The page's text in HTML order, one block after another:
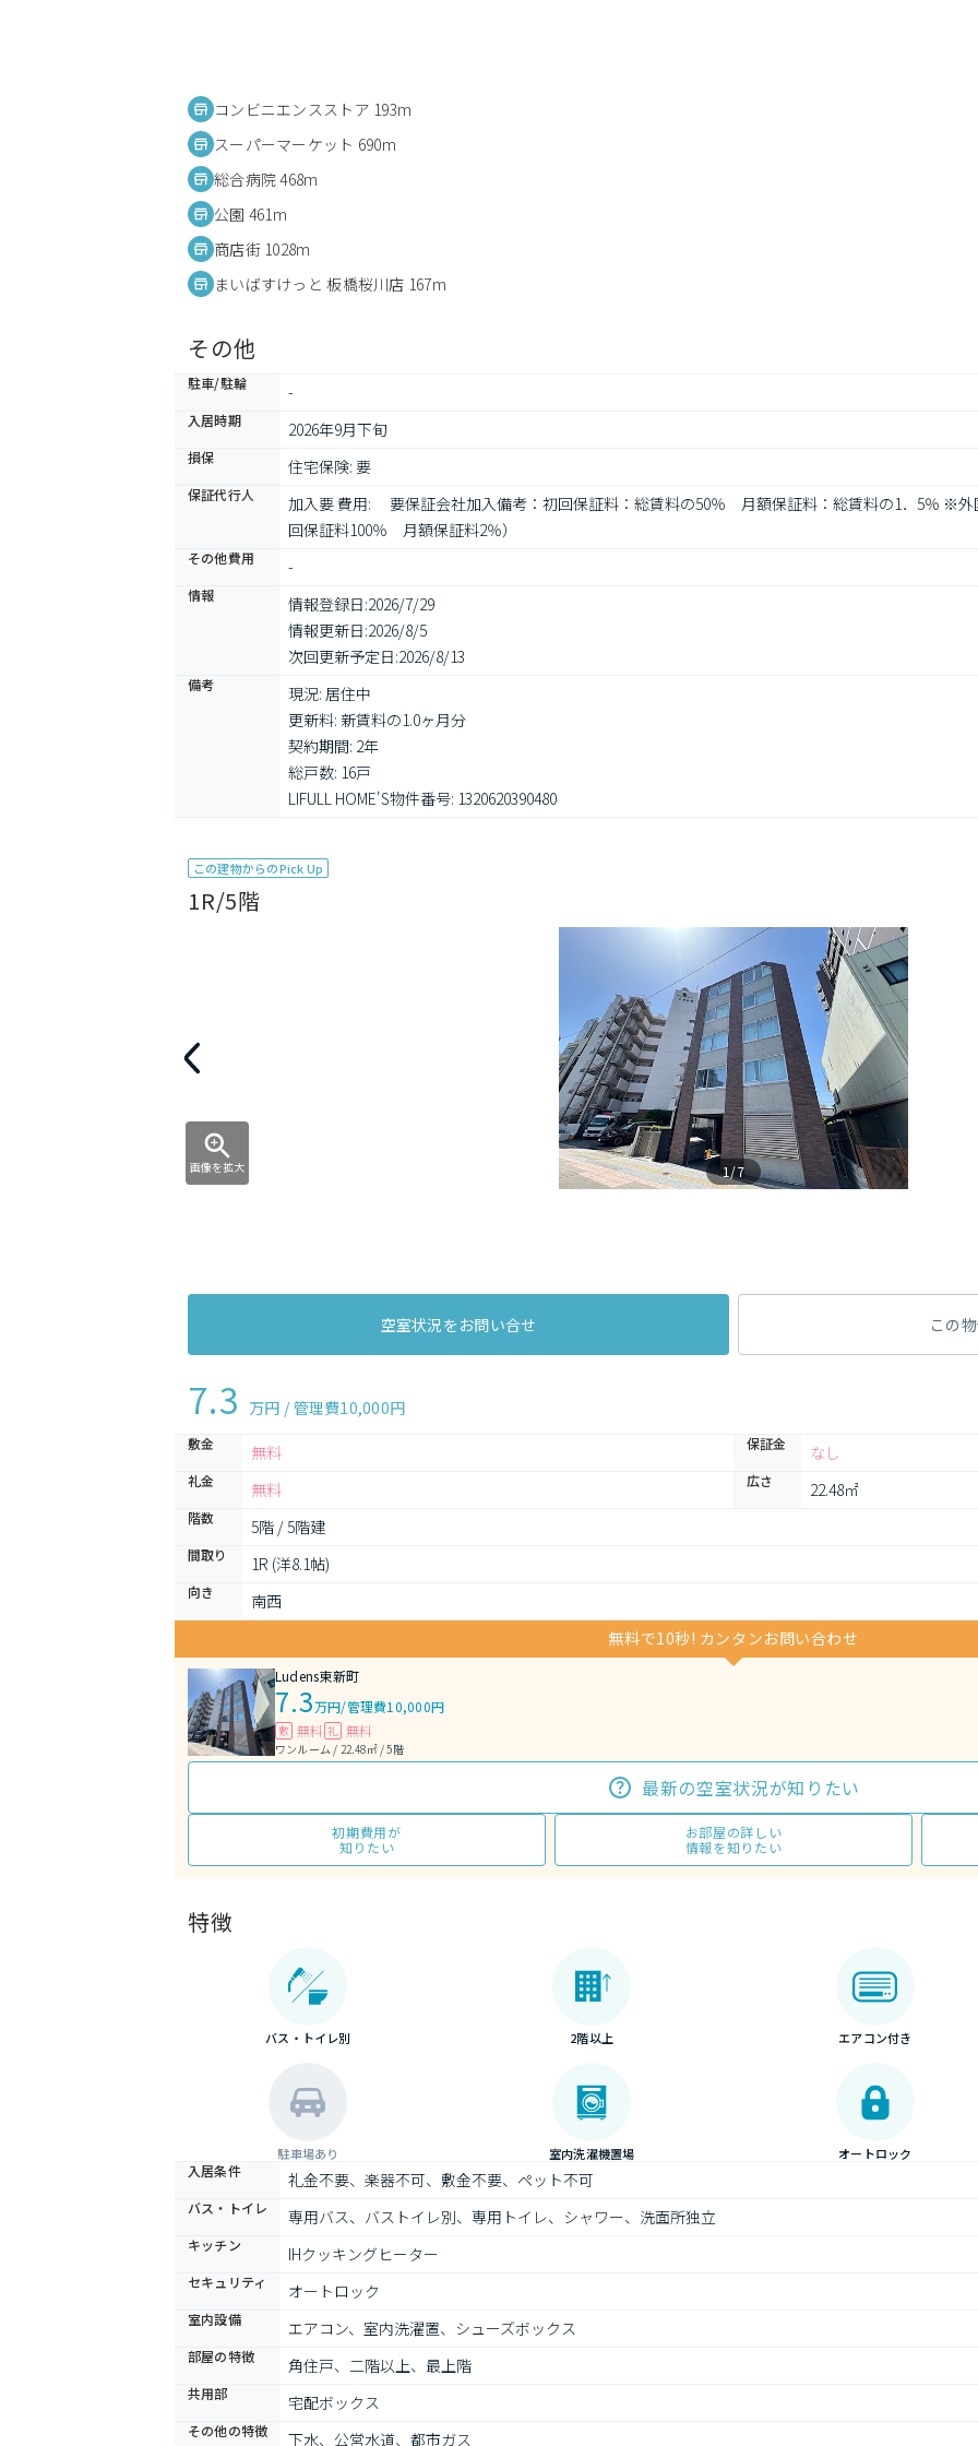
コンビニエンスストア 193m
スーパーマーケット 690m
総合病院 468m
公園 461m
商店街 1028m
まいばすけっと 板橋桜川店 167m
その他
駐車/駐輪 -
入居時期 2026年9月下旬
損保 住宅保険: 要
保証代行人
加入要 費用: 　要保証会社加入備考：初回保証料：総賃料の50％　月額保証料：総賃料の1．5％ ※
回保証料100％　月額保証料2％）
その他費用 -
情報 情報登録日:2026/7/29
情報更新日:2026/8/5
次回更新予定日:2026/8/13
備考
現況: 居住中
更新料: 新賃料の1.0ヶ月分
契約期間: 2年
総戸数: 16戸
LIFULL HOME'S物件番号: 1320620390480
この建物からのPick Up
1R/5階
画像を拡大 1/7
空室状況をお問い合せ この
7.3 万円 / 管理費10,000円
敷金 無料 保証金 なし
礼金 無料 広さ 22.48㎡
階数 5階 / 5階建
間取り 1R (洋8.1帖)
向き
南西
無料で10秒! カンタンお問い合わせ
Ludens東新町
7.3万円/管理費10,000円
敷 無料 礼 無料
ワンルーム / 22.48㎡ / 5階
最新の空室状況が知りたい
初期費用が
知りたい
お部屋の詳しい
情報を知りたい
特徴
バス・トイレ別 2階以上 エアコン付き
駐車場あり 室内洗濯機置場 オートロック
入居条件 礼金不要、楽器不可、敷金不要、ペット不可
バス・トイレ 専用バス、バストイレ別、専用トイレ、シャワー、洗面所独立
キッチン IHクッキングヒーター
セキュリティ オートロック
室内設備 エアコン、室内洗濯置、シューズボックス
部屋の特徴 角住戸、二階以上、最上階
共用部 宅配ボックス
その他の特徴 下水、公営水道、都市ガス